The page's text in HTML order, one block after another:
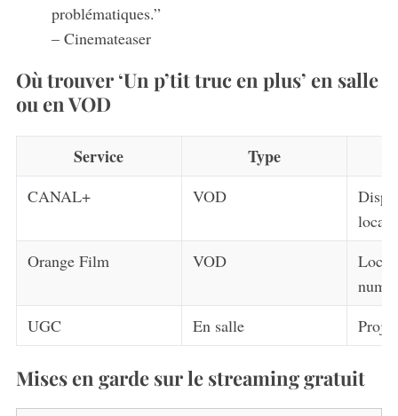
problématiques.”
– Cinemateaser
Où trouver ‘Un p’tit truc en plus’ en salle
ou en VOD
Service Type
CANAL+ VOD
Orange Film
VOD
UGC
En salle
Mises en garde sur le streaming gratuit